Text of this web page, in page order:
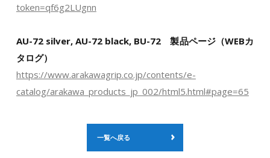
token=qf6g2LUgnn
AU-72 silver, AU-72 black, BU-72 製品ページ（WEBカ
タログ）
https://www.arakawagrip.co.jp/contents/e-
catalog/arakawa_products_jp_002/html5.html#page=65
一覧へ戻る